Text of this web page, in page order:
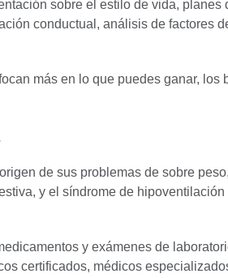
sobre el estilo de vida, planes
conductual, análisis de factores
más en lo que puedes ganar, los
de sus problemas de sobre
y el síndrome de
y exámenes de
certificados, médicos